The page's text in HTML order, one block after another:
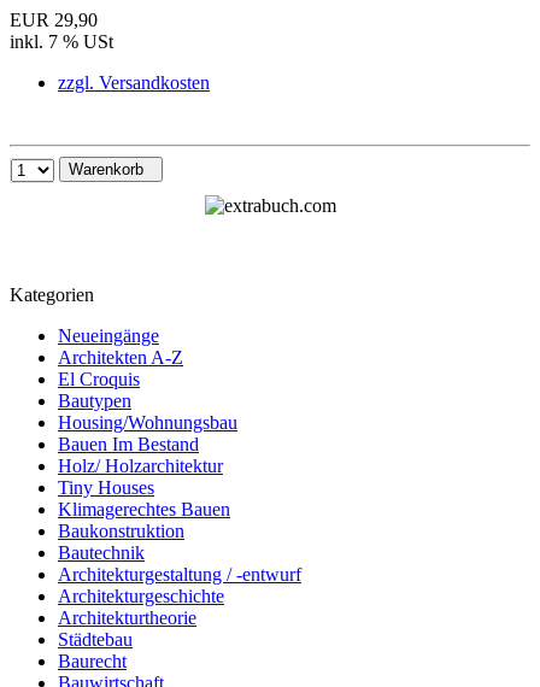
EUR 29,90
inkl. 7 % USt
zzgl. Versandkosten
Warenkorb
Kategorien
Neueingänge
Architekten A-Z
El Croquis
Bautypen
Housing/Wohnungsbau
Bauen Im Bestand
Holz/ Holzarchitektur
Tiny Houses
Klimagerechtes Bauen
Baukonstruktion
Bautechnik
Architekturgestaltung / -entwurf
Architekturgeschichte
Architekturtheorie
Städtebau
Baurecht
Bauwirtschaft